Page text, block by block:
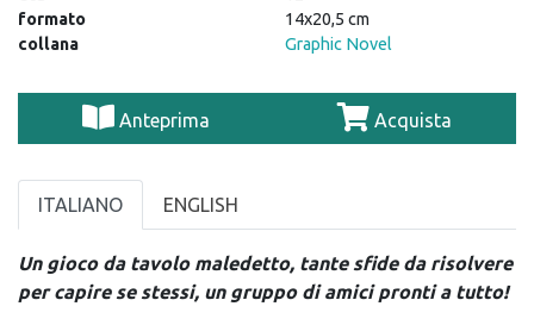
formato
14x20,5 cm
collana
Graphic Novel
Anteprima Acquista
ITALIANO ENGLISH
Un gioco da tavolo maledetto, tante sfide da risolvere
per capire se stessi, un gruppo di amici pronti a tutto!